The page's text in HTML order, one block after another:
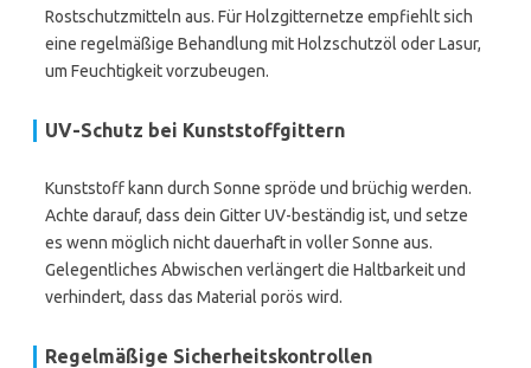
Rostschutzmitteln aus. Für Holzgitternetze empfiehlt sich
eine regelmäßige Behandlung mit Holzschutzöl oder Lasur,
um Feuchtigkeit vorzubeugen.
UV-Schutz bei Kunststoffgittern
Kunststoff kann durch Sonne spröde und brüchig werden.
Achte darauf, dass dein Gitter UV-beständig ist, und setze
es wenn möglich nicht dauerhaft in voller Sonne aus.
Gelegentliches Abwischen verlängert die Haltbarkeit und
verhindert, dass das Material porös wird.
Regelmäßige Sicherheitskontrollen